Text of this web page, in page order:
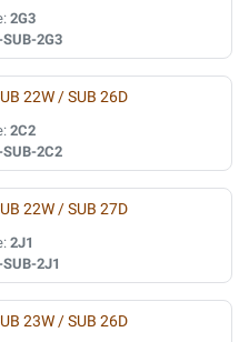
2G3
2G3
22W / SUB 26D
2C2
SUB-2C2
22W / SUB 27D
2J1
2J1
23W / SUB 26D